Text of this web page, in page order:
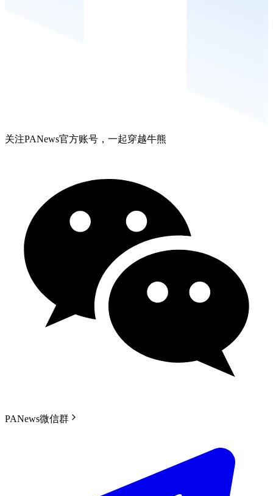
关注PANews官方账号，一起穿越牛熊
PANews微信群